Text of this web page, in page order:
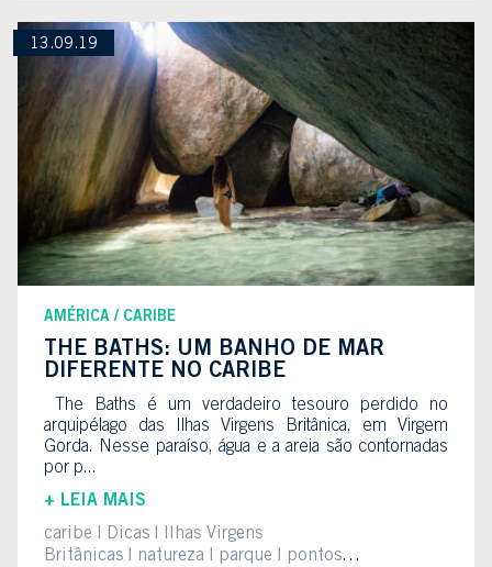
13.09.19
AMÉRICA CARIBE
THE BATHS: UM BANHO DE MAR
DIFERENTE NO CARIBE
The Baths é um verdadeiro tesouro perdido no
arquipélago das Ilhas Virgens Britânica, em Virgem
Gorda. Nesse paraíso, água e a areia são contornadas
por p...
+ LEIA MAIS
caribe
Dicas
Ilhas Virgens
Britânicas
natureza parque
pontos